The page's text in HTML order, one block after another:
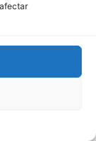
Los Bancos |